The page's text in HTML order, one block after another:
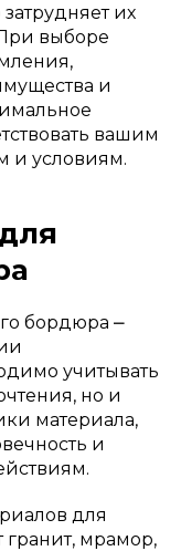
их
выборе
и
вашим
и условиям.
бордюра ⎼
учитывать
но и
материала,
и
для
мрамор,